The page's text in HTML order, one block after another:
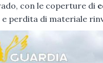
con le coperture di
perdita di materiale